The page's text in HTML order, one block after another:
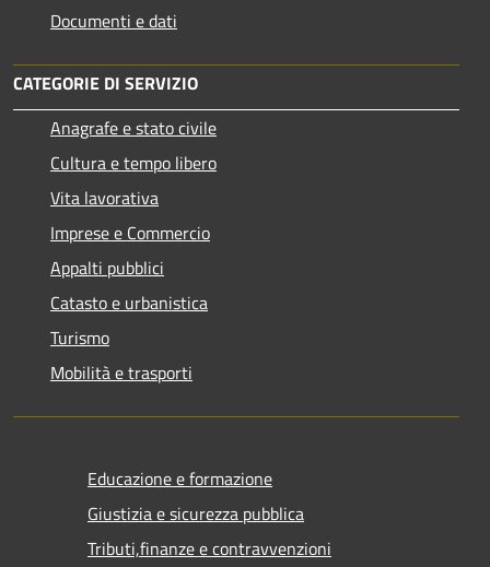
Documenti e dati
CATEGORIE DI SERVIZIO
Anagrafe e stato civile
Cultura e tempo libero
Vita lavorativa
Imprese e Commercio
Appalti pubblici
Catasto e urbanistica
Turismo
Mobilità e trasporti
Educazione e formazione
Giustizia e sicurezza pubblica
Tributi,finanze e contravvenzioni